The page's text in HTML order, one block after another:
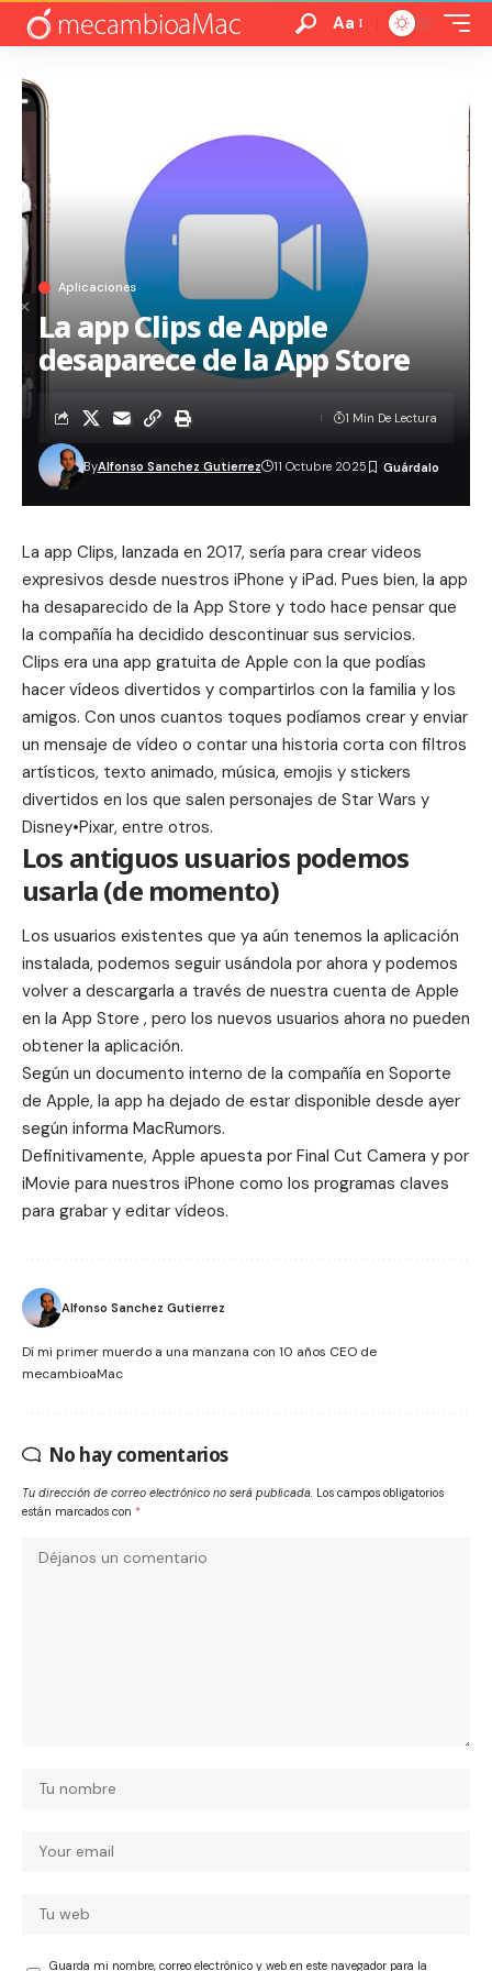
Aa
Aplicaciones
La app Clips de Apple
desaparece de la App Store
ByAlfonso Sanchez Gutierrez 11 Octubre 2025
1 Min De Lectura
La app Clips, lanzada en 2017, sería para crear videos
expresivos desde nuestros iPhone y iPad. Pues bien, la app
ha desaparecido de la App Store y todo hace pensar que
la compañía ha decidido descontinuar sus servicios.
Clips era una app gratuita de Apple con la que podías
hacer vídeos divertidos y compartirlos con la familia y los
amigos. Con unos cuantos toques podíamos crear y enviar
un mensaje de vídeo o contar una historia corta con filtros
artísticos, texto animado, música, emojis y stickers
divertidos en los que salen personajes de Star Wars y
Disney•Pixar, entre otros.
Los antiguos usuarios podemos
usarla (de momento)
Los usuarios existentes que ya aún tenemos la aplicación
instalada, podemos seguir usándola por ahora y podemos
volver a descargarla a través de nuestra cuenta de Apple
en la App Store , pero los nuevos usuarios ahora no pueden
obtener la aplicación.
Según un documento interno de la compañía en Soporte
de Apple, la app ha dejado de estar disponible desde ayer
según informa MacRumors.
Definitivamente, Apple apuesta por Final Cut Camera y por
iMovie para nuestros iPhone como los programas claves
para grabar y editar vídeos.
Alfonso Sanchez Gutierrez
Dí mi primer muerdo a una manzana con 10 años CEO de
mecambioaMac
No hay comentarios
Tu dirección de correo electrónico no será publicada. Los campos obligatorios
están marcados con *
Guarda mi nombre, correo electrónico y web en este navegador para la